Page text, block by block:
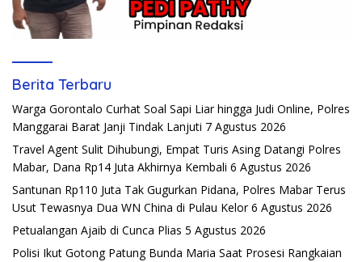
Berita Terbaru
Warga Gorontalo Curhat Soal Sapi Liar hingga Judi Online, Polres
Manggarai Barat Janji Tindak Lanjuti 7 Agustus 2026
Travel Agent Sulit Dihubungi, Empat Turis Asing Datangi Polres
Mabar, Dana Rp14 Juta Akhirnya Kembali 6 Agustus 2026
Santunan Rp110 Juta Tak Gugurkan Pidana, Polres Mabar Terus
Usut Tewasnya Dua WN China di Pulau Kelor 6 Agustus 2026
Petualangan Ajaib di Cunca Plias 5 Agustus 2026
Polisi Ikut Gotong Patung Bunda Maria Saat Prosesi Rangkaian